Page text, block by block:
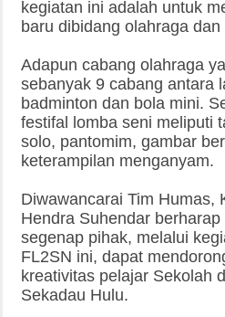
kegiatan ini adalah untuk
baru dibidang olahraga dan
Adapun cabang olahraga
sebanyak 9 cabang antara
badminton dan bola mini.
festifal lomba seni meliputi
solo, pantomim, gambar
keterampilan menganyam.
Diwawancarai Tim Humas,
Hendra Suhendar
segenap pihak, melalui
FL2SN ini, dapat
kreativitas pelajar Sekolah
Sekadau Hulu.